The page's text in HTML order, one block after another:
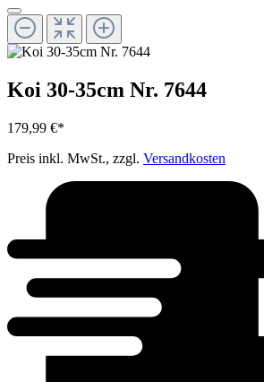
Koi 30-35cm Nr. 7644
179,99 €*
Preis inkl. MwSt., zzgl. Versandkosten